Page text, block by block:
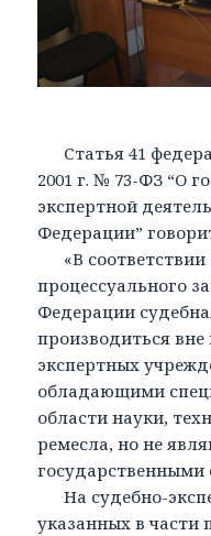
Статья 41
2001 г. № 73-ФЗ “О
экспертной
Федерации”
«В соответствии
процессуального
Федерации
производиться
экспертных
обладающими
области науки,
ремесла, но не
государственными
На судебно-
указанных в части